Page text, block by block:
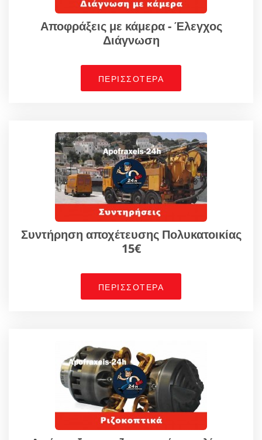
Αποφράξεις με κάμερα - Έλεγχος
Διάγνωση
ΠΕΡΙΣΣΟΤΕΡΑ
Συντήρηση αποχέτευσης Πολυκατοικίας
15€
ΠΕΡΙΣΣΟΤΕΡΑ